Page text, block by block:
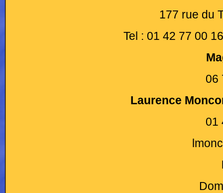
177 rue du
Tel : 01 42 77 00
06
Laurence
01